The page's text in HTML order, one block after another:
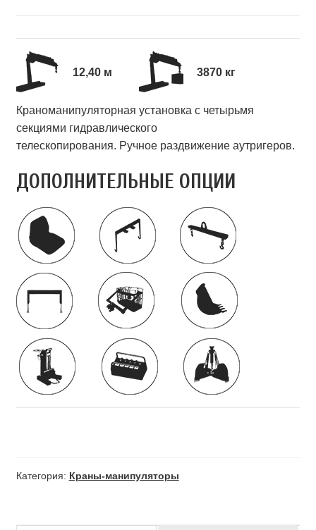
12,40 м 3870 кг
Краноманипуляторная установка с четырьмя
секциями гидравлического
телескопирования. Ручное раздвижение аутригеров.
ДОПОЛНИТЕЛЬНЫЕ ОПЦИИ
Категория: Краны-манипуляторы